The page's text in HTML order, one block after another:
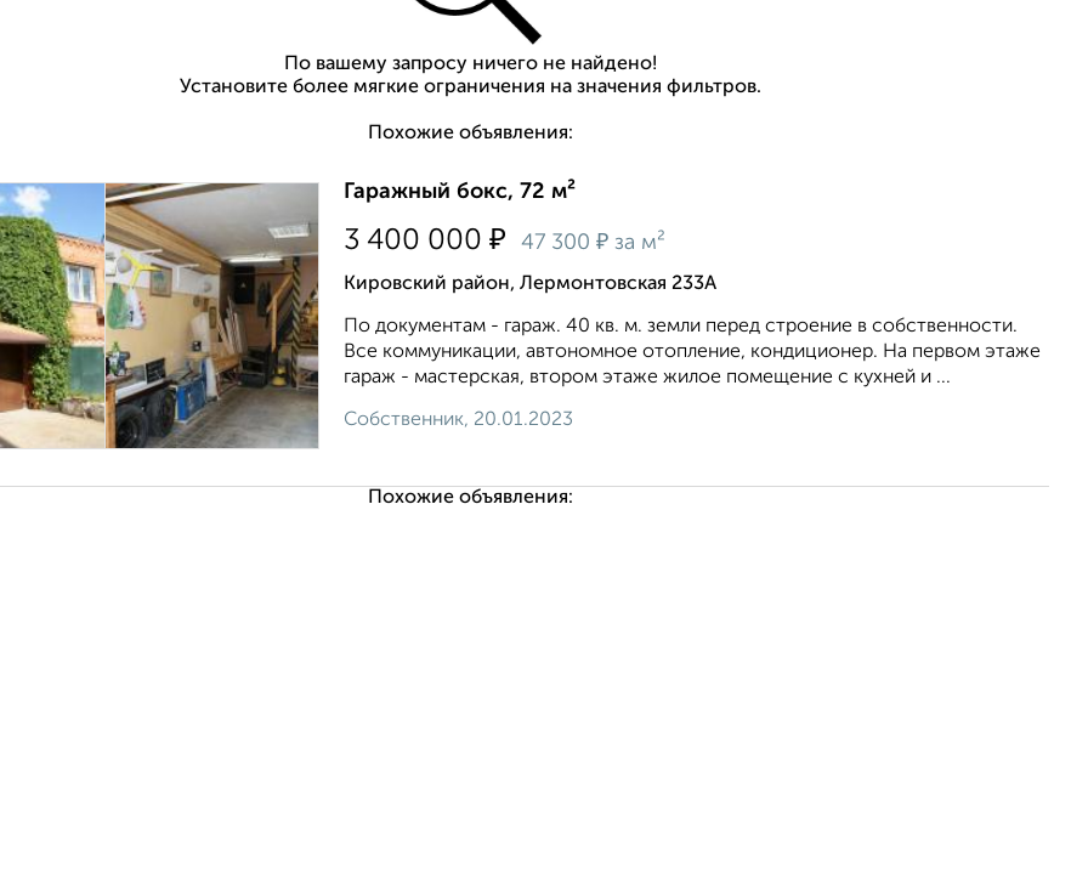
По вашему запросу ничего не найдено!
Установите более мягкие ограничения на значения фильтров.
Похожие объявления:
Гаражный бокс, 72 м²
3 400 000 ₽ 47 300 ₽ за м²
Кировский район, Лермонтовская 233А
По документам - гараж. 40 кв. м. земли перед строение в собственности.
Все коммуникации, автономное отопление, кондиционер. На первом этаже
гараж - мастерская, втором этаже жилое помещение с кухней и ...
Собственник, 20.01.2023
Похожие объявления: